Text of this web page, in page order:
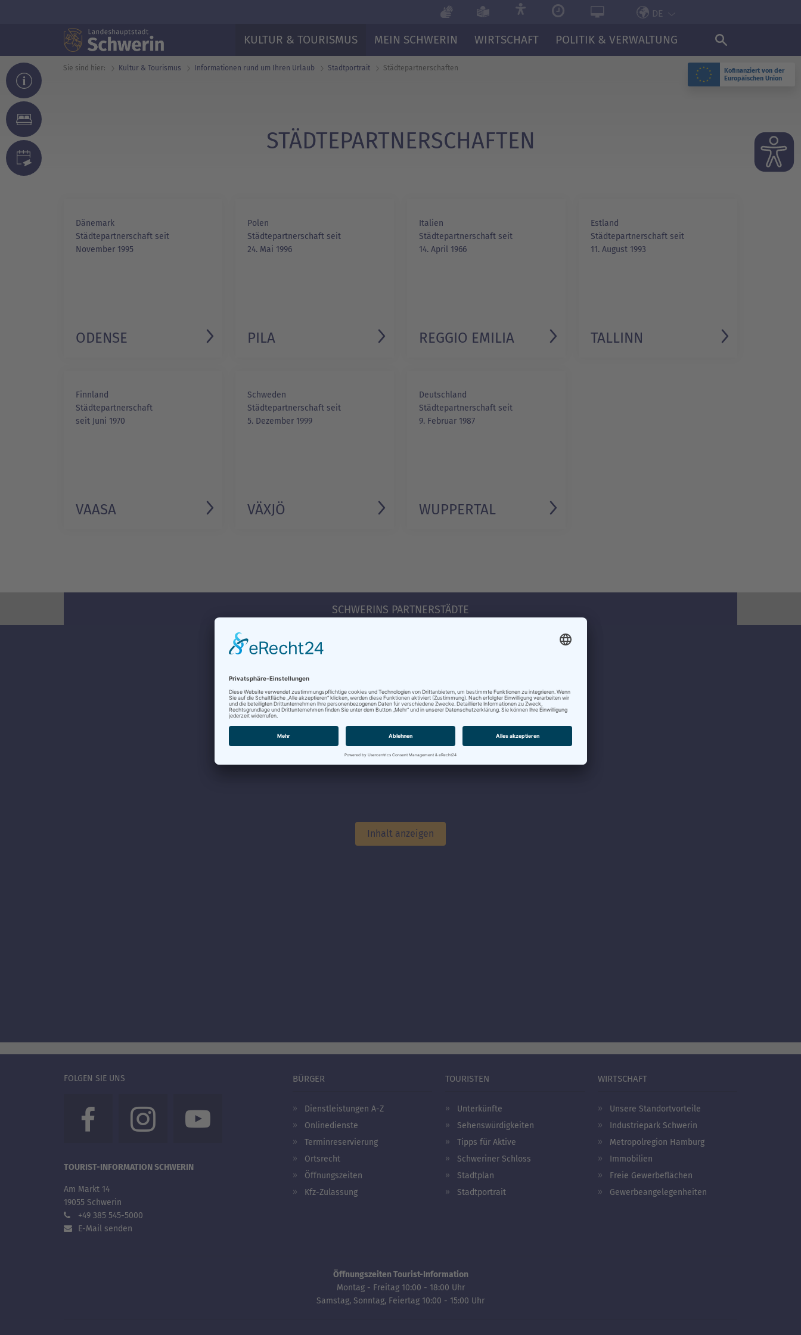
Kofinanziert von der
Europäischen Union
DE
KULTUR & TOURISMUS MEIN SCHWERIN WIRTSCHAFT POLITIK & VERWALTUNG
Sie sind hier: Kultur & Tourismus Informationen rund um Ihren Urlaub Stadtportrait Städte­partner­schaften
STÄDTEPARTNERSCHAFTEN
ODENSE
Dänemark
Städtepartnerschaft seit
November 1995
PILA
Polen
Städtepartnerschaft seit
24. Mai 1996
REGGIO EMILIA
Italien
Städtepartnerschaft seit
14. April 1966
TALLINN
Estland
Städtepartnerschaft seit
11. August 1993
VAASA
Finnland
Städtepartnerschaft
seit Juni 1970
VÄXJÖ
Schweden
Städtepartnerschaft seit
5. Dezember 1999
WUPPERTAL
Deutschland
Städtepartnerschaft seit
9. Februar 1987
SCHWERINS PARTNERSTÄDTE
Inhalt anzeigen
FOLGEN SIE UNS
TOURIST-INFORMATION SCHWERIN
Am Markt 14
19055 Schwerin
+49 385 545-5000
E-Mail senden
BÜRGER
Dienstleistungen A-Z
Onlinedienste
Terminreservierung
Ortsrecht
Öffnungszeiten
Kfz-Zulassung
TOURISTEN
Unterkünfte
Sehenswürdigkeiten
Tipps für Aktive
Schweriner Schloss
Stadtplan
Stadtportrait
WIRTSCHAFT
Unsere Standortvorteile
Industriepark Schwerin
Metropolregion Hamburg
Immobilien
Freie Gewerbeflächen
Gewerbeangelegenheiten
Öffnungszeiten Tourist-Information
Montag - Freitag 10:00 - 18:00 Uhr
Samstag, Sonntag, Feiertag 10:00 - 15:00 Uhr